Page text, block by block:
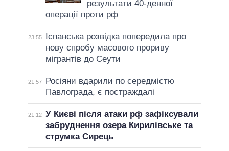
результати 40-денної
операції проти рф
23:55
Іспанська розвідка попередила про
нову спробу масового прориву
мігрантів до Сеути
21:57
Росіяни вдарили по середмістю
Павлограда, є постраждалі
21:12 У Києві після атаки рф зафіксували
забруднення озера Кирилівське та
струмка Сирець